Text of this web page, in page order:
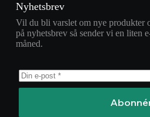
Nyhetsbrev
Vil du bli varslet om nye produkter
på nyhetsbrev så sender vi en liten
måned.